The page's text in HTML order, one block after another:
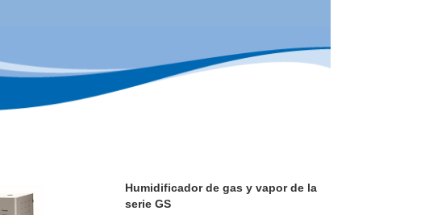
Humidificador de gas y vapor de la
serie GS